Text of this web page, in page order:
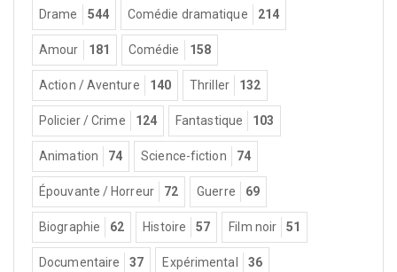
Drame 544 Comédie dramatique 214
Amour 181 Comédie 158
Action / Aventure 140 Thriller 132
Policier / Crime 124 Fantastique 103
Animation 74 Science-fiction 74
Épouvante / Horreur 72 Guerre 69
Biographie 62 Histoire 57 Film noir 51
Documentaire 37 Expérimental 36